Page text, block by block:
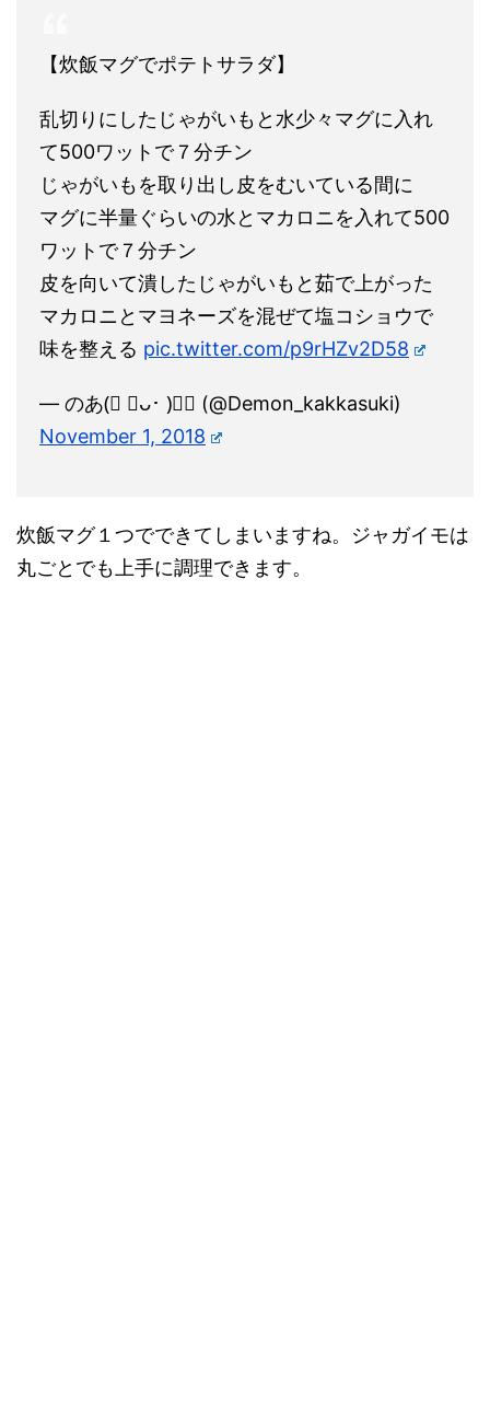
【炊飯マグでポテトサラダ】
乱切りにしたじゃがいもと水少々マグに入れ
て500ワットで７分チン
じゃがいもを取り出し皮をむいている間に
マグに半量ぐらいの水とマカロニを入れて500
ワットで７分チン
皮を向いて潰したじゃがいもと茹で上がった
マカロニとマヨネーズを混ぜて塩コショウで
味を整える pic.twitter.com/p9rHZv2D58
— のあ(⃔ ･ᴗ･ )⃕↝ (@Demon_kakkasuki)
November 1, 2018
炊飯マグ１つでできてしまいますね。ジャガイモは
丸ごとでも上手に調理できます。